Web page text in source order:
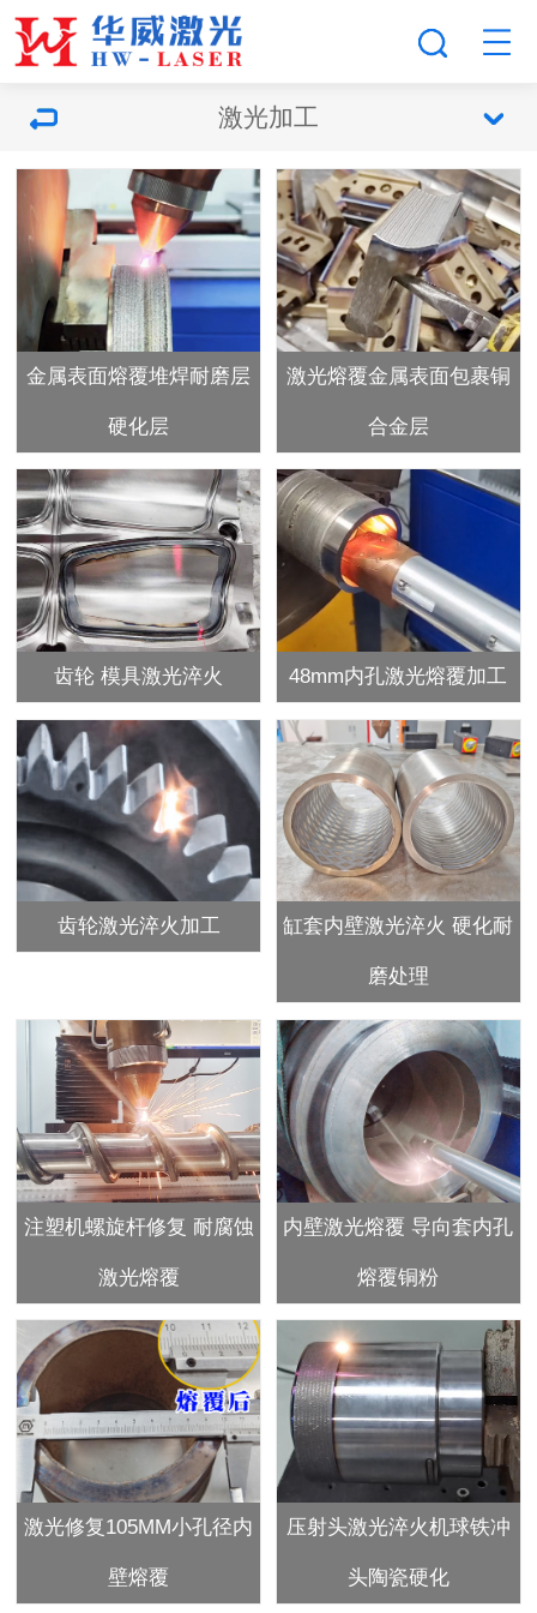
激光加工
金属表面熔覆堆焊耐磨层
硬化层
激光熔覆金属表面包裹铜
合金层
齿轮 模具激光淬火 48mm内孔激光熔覆加工
齿轮激光淬火加工 缸套内壁激光淬火 硬化耐
磨处理
注塑机螺旋杆修复 耐腐蚀
激光熔覆
内壁激光熔覆 导向套内孔
熔覆铜粉
激光修复105MM小孔径内
壁熔覆
压射头激光淬火机球铁冲
头陶瓷硬化